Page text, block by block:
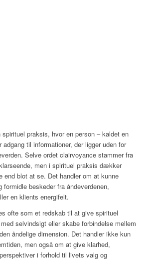
praksis, hvor en person – kaldet en
adgang til informationer, der ligger uden for
Selve ordet clairvoyance stammer fra
men i spirituel praksis dækker
end blot at se. Det handler om at kunne
formidle beskeder fra åndeverdenen,
en klients energifelt.
ofte som et redskab til at give spirituel
selvindsigt eller skabe forbindelse mellem
åndelige dimension. Det handler ikke kun
men også om at give klarhed,
i forhold til livets valg og